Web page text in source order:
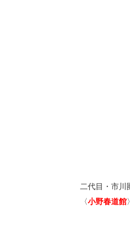
二代目・市川
〈小野春道館